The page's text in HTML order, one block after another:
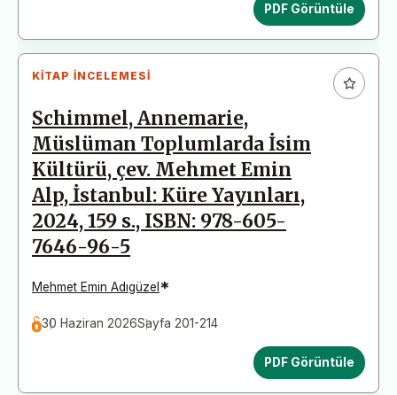
PDF Görüntüle
KITAP İNCELEMESI
Schimmel, Annemarie,
Müslüman Toplumlarda İsim
Kültürü, çev. Mehmet Emin
Alp, İstanbul: Küre Yayınları,
2024, 159 s., ISBN: 978-605-
7646-96-5
Mehmet Emin Adıgüzel *
30 Haziran 2026Sayfa 201-214
PDF Görüntüle